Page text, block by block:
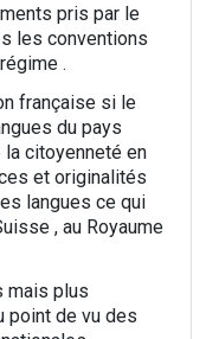
pris par le
les conventions
.
française si le
du pays
la citoyenneté en
et originalités
langues ce qui
, au Royaume
mais plus
point de vu des